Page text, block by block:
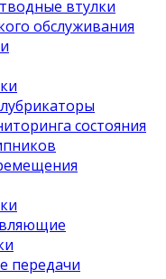
втулки
обслуживания
состояния
передачи